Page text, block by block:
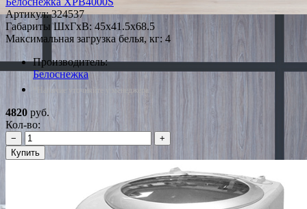
Артикул:324537
Габариты ШxГxВ: 45x41.5x68.5
Максимальная загрузка белья, кг: 4
Производитель:
Белоснежка
*Наличие уточняйте у менеджера
4820 руб.
Кол-во:
−
+
Купить